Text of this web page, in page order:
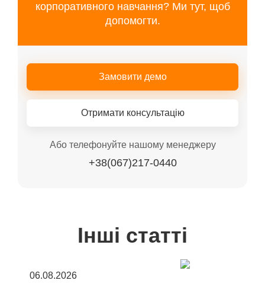
корпоративного навчання? Ми тут, щоб
допомогти.
Замовити демо
Отримати консультацію
Або телефонуйте нашому менеджеру
+38(067)217-0440
Інші статті
06.08.2026